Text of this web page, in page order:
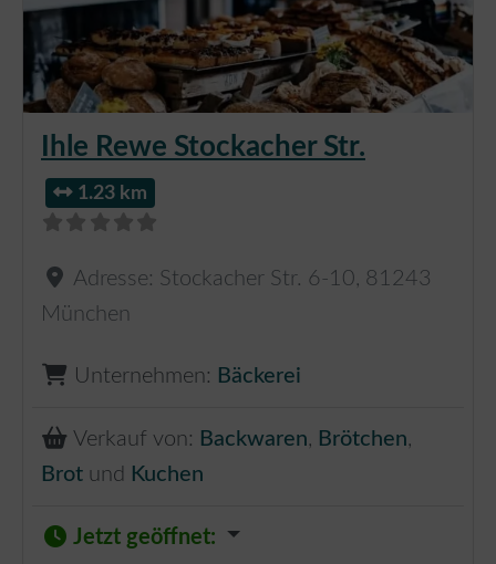
Ihle Rewe Stockacher Str.
1.23 km
Adresse: Stockacher Str. 6-10, 81243
München
Unternehmen: Bäckerei
Verkauf von: Backwaren, Brötchen,
Brot und Kuchen
Jetzt geöffnet: